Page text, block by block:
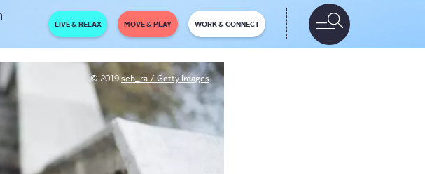
LIVE & RELAX MOVE & PLAY WORK & CONNECT
© 2019 seb_ra / Getty Images